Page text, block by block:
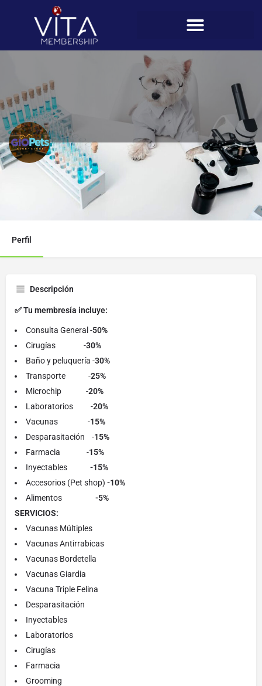
Gio My Pets Club
Perfil
Descripción
✅ Tu membresía incluye:
Consulta General -50%
Cirugías -30%
Baño y peluquería -30%
Transporte -25%
Microchip -20%
Laboratorios -20%
Vacunas -15%
Desparasitación -15%
Farmacia -15%
Inyectables -15%
Accesorios (Pet shop) -10%
Alimentos
-5%
SERVICIOS:
Vacunas Múltiples
Vacunas Antirrabicas
Vacunas Bordetella
Vacunas Giardia
Vacuna Triple Felina
Desparasitación
Inyectables
Laboratorios
Cirugías
Farmacia
Grooming